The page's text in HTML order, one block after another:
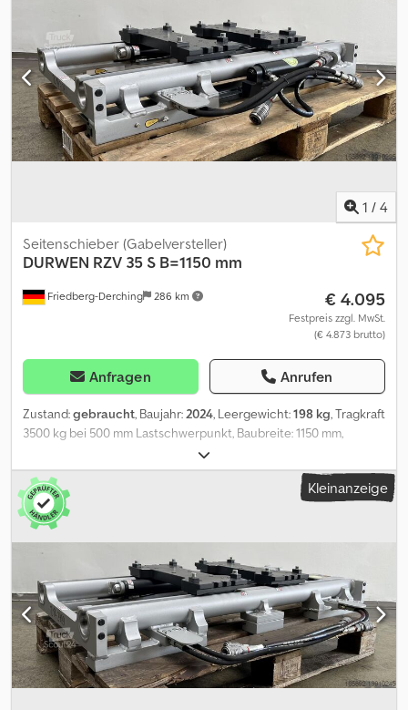
Lastschwerpunkt: 600 mm, Eigenschwerpunkt: 65 mm. Crsdpfx
Ajzdv A Teb Rof
1 / 4
Friedberg-Derching 286 km
Seitenschieber (Gabelversteller)
DURWEN RZV 35 S B=1150 mm
€ 4.095
Festpreis zzgl. MwSt.
(€ 4.873 brutto)
Anfragen Anrufen
Zustand:gebraucht, Baujahr: 2024, Leergewicht:198 kg, Tragkraft
3500 kg bei 500 mm Lastschwerpunkt, Baubreite: 1150 mm,
Öffnungsbereich: 490-1230 mm, Aufhängung: FEM3, Vorbaumaß:
155 mm, Eigenschwerpunkt: 68 mm, DURWEN Zinkenverstellgerät:
RZV 35 S Breite 1150 mm, separater Seitenschub +/- 100 mm,
Öffnungsbereich Außenkante - Außenkante 490 - 1230 mm,
Gabelbreiten max. 140 mm, FEM III, inkl. Schläuche, ohne
Gabelzinken, Gabelträgerbreite: 1150, Lastschwerpunkt: 500,
Eigenschwerpunkt: 68 Crjdpjw Uxw Nsfx Ab Rjf
Kleinanzeige